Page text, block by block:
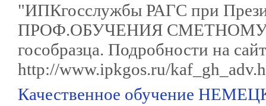
"ИПКгосслужбы РАГС при
ПРОФ.ОБУЧЕНИЯ СМЕТНОМУ
гособразца. Подробности на
http://www.ipkgos.ru/
Качественное обучение